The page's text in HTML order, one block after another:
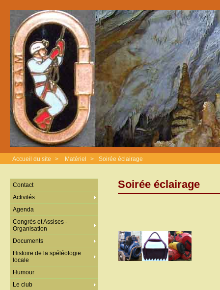
Accueil du site > Matériel > Soirée éclairage
Soirée éclairage
Contact
Activités
Agenda
Congrès et Assises -
Organisation
Documents
Histoire de la spéléologie
locale
Humour
Le club